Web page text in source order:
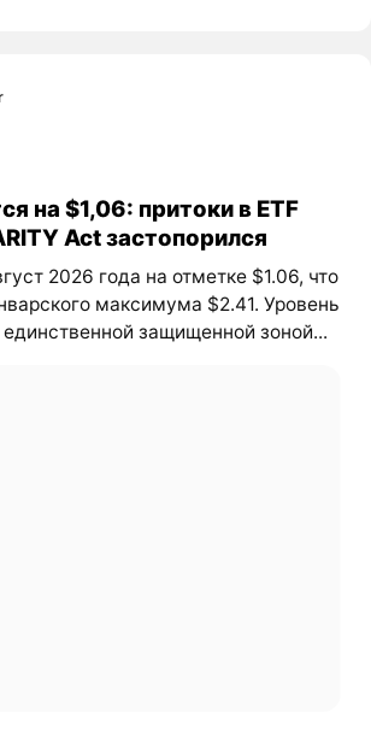
на $1,06: притоки в ETF
Act застопорился
2026 года на отметке $1.06, что
максимума $2.41. Уровень
единственной защищенной зоной...